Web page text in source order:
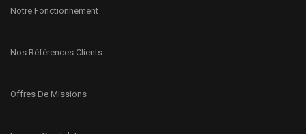
Notre Fonctionnement
Nos Références Clients
Offres De Missions